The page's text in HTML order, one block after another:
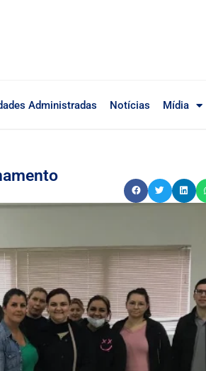
Administradas Notícias Mídia